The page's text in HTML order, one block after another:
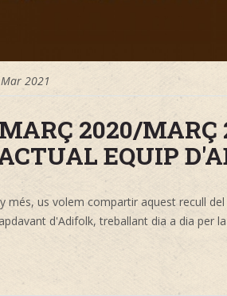
2021
2020/MARÇ
EQUIP
més, us volem compartir aquest recull
d'Adifolk, treballant dia a dia per